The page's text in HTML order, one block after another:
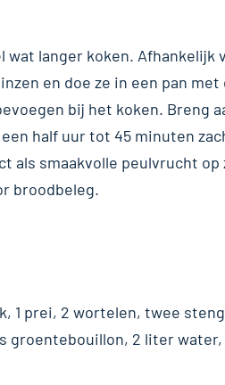
langer koken. Afhankelijk
en doe ze in een pan
bij het koken. Breng
half uur tot 45 minuten
als smaakvolle peulvrucht
broodbeleg.
1 prei, 2 wortelen, twee
groentebouillon, 2 liter water,